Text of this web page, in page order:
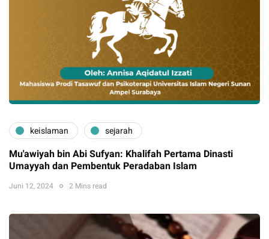
keislaman sejarah
Mu'awiyah bin Abi Sufyan: Khalifah Pertama Dinasti
Umayyah dan Pembentuk Peradaban Islam
Juni 12, 2024 2 Mins read